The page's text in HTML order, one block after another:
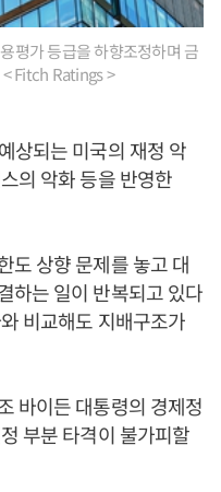
평가 등급을 하향조정하며 금
Fitch Ratings >
상되는 미국의 재정 악
의 악화 등을 반영한
도 상향 문제를 놓고 대
하는 일이 반복되고 있다
비교해도 지배구조가
바이든 대통령의 경제정
부분 타격이 불가피할